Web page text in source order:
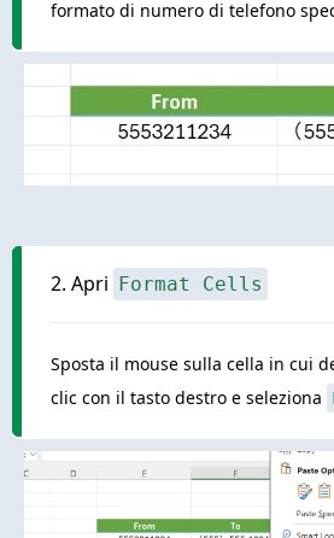
formato di numero di telefono
2. Apri Format Cells
Sposta il mouse sulla cella in cui
clic con il tasto destro e seleziona